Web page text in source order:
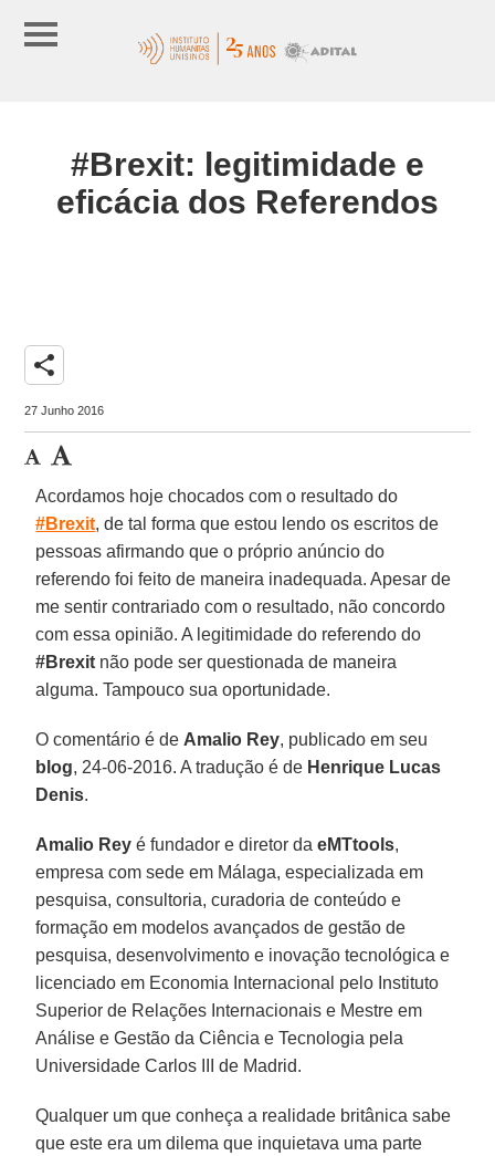
#Brexit: legitimidade e
eficácia dos Referendos
share
27 Junho 2016
Acordamos hoje chocados com o resultado do
#Brexit, de tal forma que estou lendo os escritos de
pessoas afirmando que o próprio anúncio do
referendo foi feito de maneira inadequada. Apesar de
me sentir contrariado com o resultado, não concordo
com essa opinião. A legitimidade do referendo do
#Brexit não pode ser questionada de maneira
alguma. Tampouco sua oportunidade.
O comentário é de Amalio Rey, publicado em seu
blog, 24-06-2016. A tradução é de Henrique Lucas
Denis.
Amalio Rey é fundador e diretor daeMTtools,
empresa com sede em Málaga, especializada em
pesquisa, consultoria, curadoria de conteúdo e
formação em modelos avançados de gestão de
pesquisa, desenvolvimento e inovação tecnológica e
licenciado em Economia Internacional pelo Instituto
Superior de Relações Internacionais e Mestre em
Análise e Gestão da Ciência e Tecnologia pela
Universidade Carlos III de Madrid.
Qualquer um que conheça a realidade britânica sabe
que este era um dilema que inquietava uma parte